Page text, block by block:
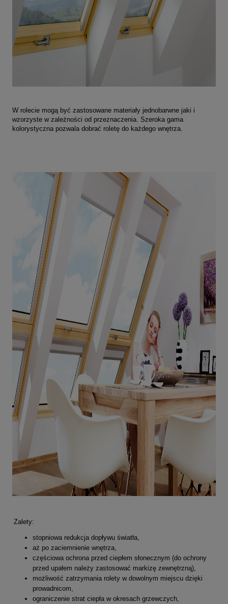
W rolecie mogą być zastosowane materiały jednobarwne jaki i
wzorzyste w zależności od przeznaczenia. Szeroka gama
kolorystyczna pozwala dobrać roletę do każdego wnętrza.
Zalety:
stopniowa redukcja dopływu światła,
aż po zaciemnienie wnętrza,
częściowa ochrona przed ciepłem słonecznym (do ochrony
przed upałem należy zastosować markizę zewnętrzną),
możliwość zatrzymania rolety w dowolnym miejscu dzięki
prowadnicom,
ograniczenie strat ciepła w okresach grzewczych,